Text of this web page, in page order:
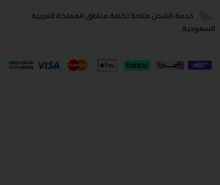
خدمة الشحن متاحة لكافة مناطق المملكة العربية
السعودية.